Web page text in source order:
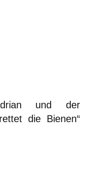
und der
die Bienen“